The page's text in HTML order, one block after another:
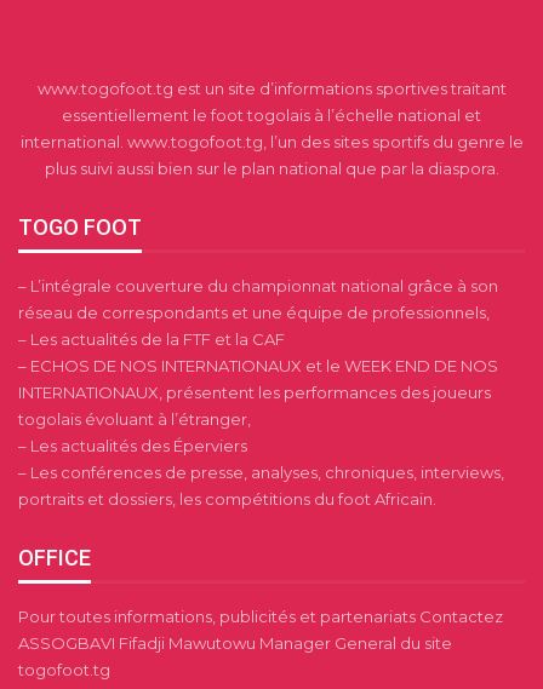
www.togofoot.tg est un site d’informations sportives traitant
essentiellement le foot togolais à l’échelle national et
international. www.togofoot.tg, l’un des sites sportifs du genre le
plus suivi aussi bien sur le plan national que par la diaspora.
TOGO FOOT
– L’intégrale couverture du championnat national grâce à son
réseau de correspondants et une équipe de professionnels,
– Les actualités de la FTF et la CAF
– ECHOS DE NOS INTERNATIONAUX et le WEEK END DE NOS
INTERNATIONAUX, présentent les performances des joueurs
togolais évoluant à l’étranger,
– Les actualités des Éperviers
– Les conférences de presse, analyses, chroniques, interviews,
portraits et dossiers, les compétitions du foot Africain.
OFFICE
Pour toutes informations, publicités et partenariats Contactez
ASSOGBAVI Fifadji Mawutowu Manager General du site
togofoot.tg